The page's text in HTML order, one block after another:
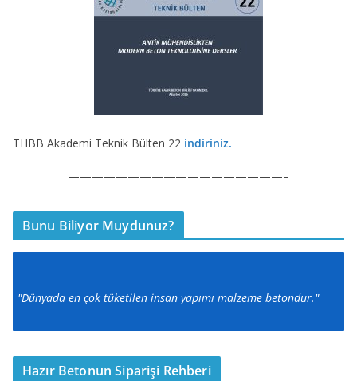
THBB Akademi Teknik Bülten 22 indiriniz.
——————————————————–
Bunu Biliyor Muydunuz?
"Dünyada en çok tüketilen insan yapımı malzeme betondur."
Hazır Betonun Siparişi Rehberi